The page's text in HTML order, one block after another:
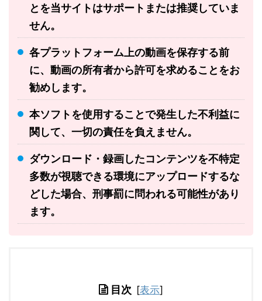
とを当サイトはサポートまたは推奨していま
せん。
各プラットフォーム上の動画を保存する前
に、動画の所有者から許可を求めることをお
勧めします。
本ソフトを使用することで発生した不利益に
関して、一切の責任を負えません。
ダウンロード・録画したコンテンツを不特定
多数が視聴できる環境にアップロードするな
どした場合、刑事罰に問われる可能性があり
ます。
目次 [表示]